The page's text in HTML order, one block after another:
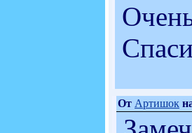
От Артишок